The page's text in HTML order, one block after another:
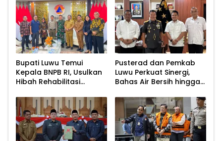
Bupati Luwu Temui
Kepala BNPB RI, Usulkan
Hibah Rehabilitasi
Pusterad dan Pemkab
Luwu Perkuat Sinergi,
Bahas Air Bersih hingga
Pascabencana